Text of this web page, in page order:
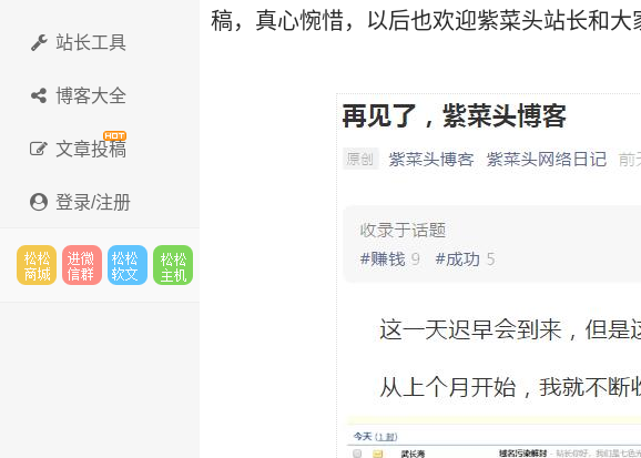
站长工具
博客大全
文章投稿
登录/注册
稿，真心惋惜，以后也欢迎紫菜头站长和大